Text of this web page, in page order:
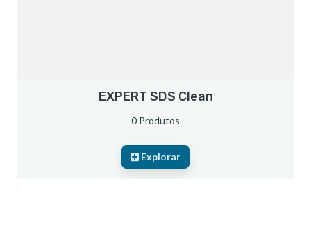
EXPERT SDS Clean
0 Produtos
Explorar